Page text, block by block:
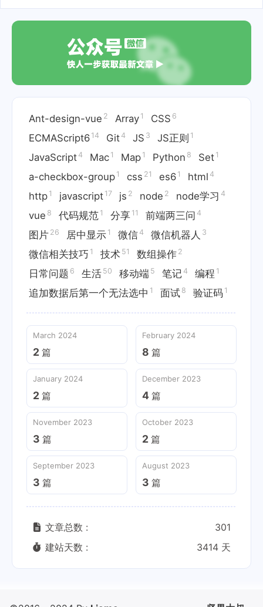
Ant-design-vue 2 Array 1 CSS 6
ECMAScript6 14 Git 4 JS 3 JS正则 1
JavaScript 4 Mac 1 Map 1 Python 8 Set 1
a-checkbox-group 1 css 21 es6 1 html 4
http 1 javascript 17 js 2 node 2 node学习 4
vue 8 代码规范 1 分享 11 前端两三问 4
图片 26 居中显示 1 微信 4 微信机器人 3
微信相关技巧 1 技术 51 数组操作 2
日常问题 6 生活 50 移动端 5 笔记 4 编程 1
追加数据后第一个无法选中 1 面试 8 验证码 1
March 2024
2 篇
February 2024
8 篇
January 2024
2 篇
December 2023
4 篇
November 2023
3 篇
October 2023
2 篇
September 2023
3 篇
August 2023
3 篇
文章总数 :
301
建站天数 :
3414 天